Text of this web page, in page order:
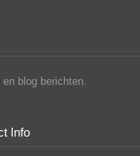
en blog berichten.
Info